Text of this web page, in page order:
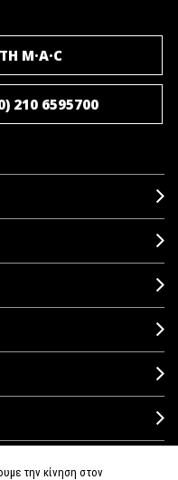
M·A·C
210 6595700
την κίνηση στον